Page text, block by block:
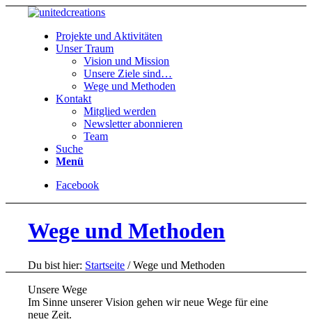
Projekte und Aktivitäten
Unser Traum
Vision und Mission
Unsere Ziele sind…
Wege und Methoden
Kontakt
Mitglied werden
Newsletter abonnieren
Team
Suche
Menü
Facebook
Wege und Methoden
Du bist hier: Startseite / Wege und Methoden
Unsere Wege
Im Sinne unserer Vision gehen wir neue Wege für eine
neue Zeit.